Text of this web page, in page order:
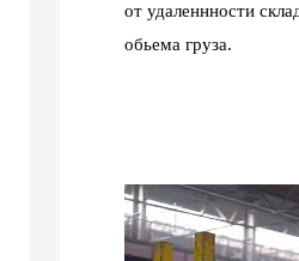
от удаленнности
обьема груза.